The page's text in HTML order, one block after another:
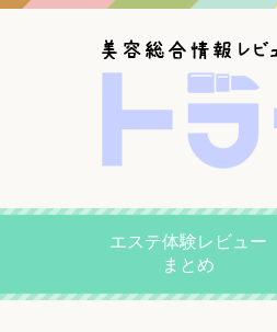
エステ体験レビュー
まとめ